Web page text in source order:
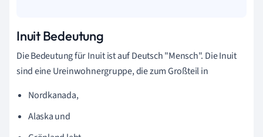
Inuit Bedeutung
Die Bedeutung für Inuit ist auf Deutsch "Mensch". Die Inuit
sind eine Ureinwohnergruppe, die zum Großteil in
Nordkanada,
Alaska und